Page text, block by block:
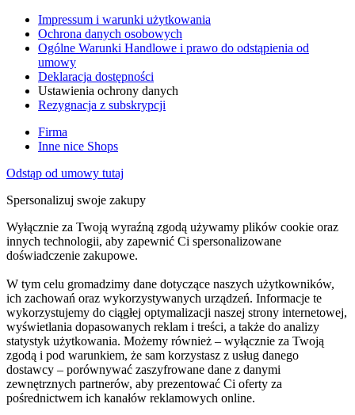
Impressum i warunki użytkowania
Ochrona danych osobowych
Ogólne Warunki Handlowe i prawo do odstąpienia od
umowy
Deklaracja dostępności
Ustawienia ochrony danych
Rezygnacja z subskrypcji
Firma
Inne nice Shops
Odstąp od umowy tutaj
Spersonalizuj swoje zakupy
Wyłącznie za Twoją wyraźną zgodą używamy plików cookie oraz
innych technologii, aby zapewnić Ci spersonalizowane
doświadczenie zakupowe.
W tym celu gromadzimy dane dotyczące naszych użytkowników,
ich zachowań oraz wykorzystywanych urządzeń. Informacje te
wykorzystujemy do ciągłej optymalizacji naszej strony internetowej,
wyświetlania dopasowanych reklam i treści, a także do analizy
statystyk użytkowania. Możemy również – wyłącznie za Twoją
zgodą i pod warunkiem, że sam korzystasz z usług danego
dostawcy – porównywać zaszyfrowane dane z danymi
zewnętrznych partnerów, aby prezentować Ci oferty za
pośrednictwem ich kanałów reklamowych online.